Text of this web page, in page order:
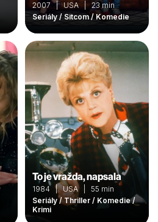
2007 | USA | 23 min
Seriály / Sitcom / Komedie
To je vražda, napsala
1984 | USA | 55 min
Seriály / Thriller / Komedie /
Krimi